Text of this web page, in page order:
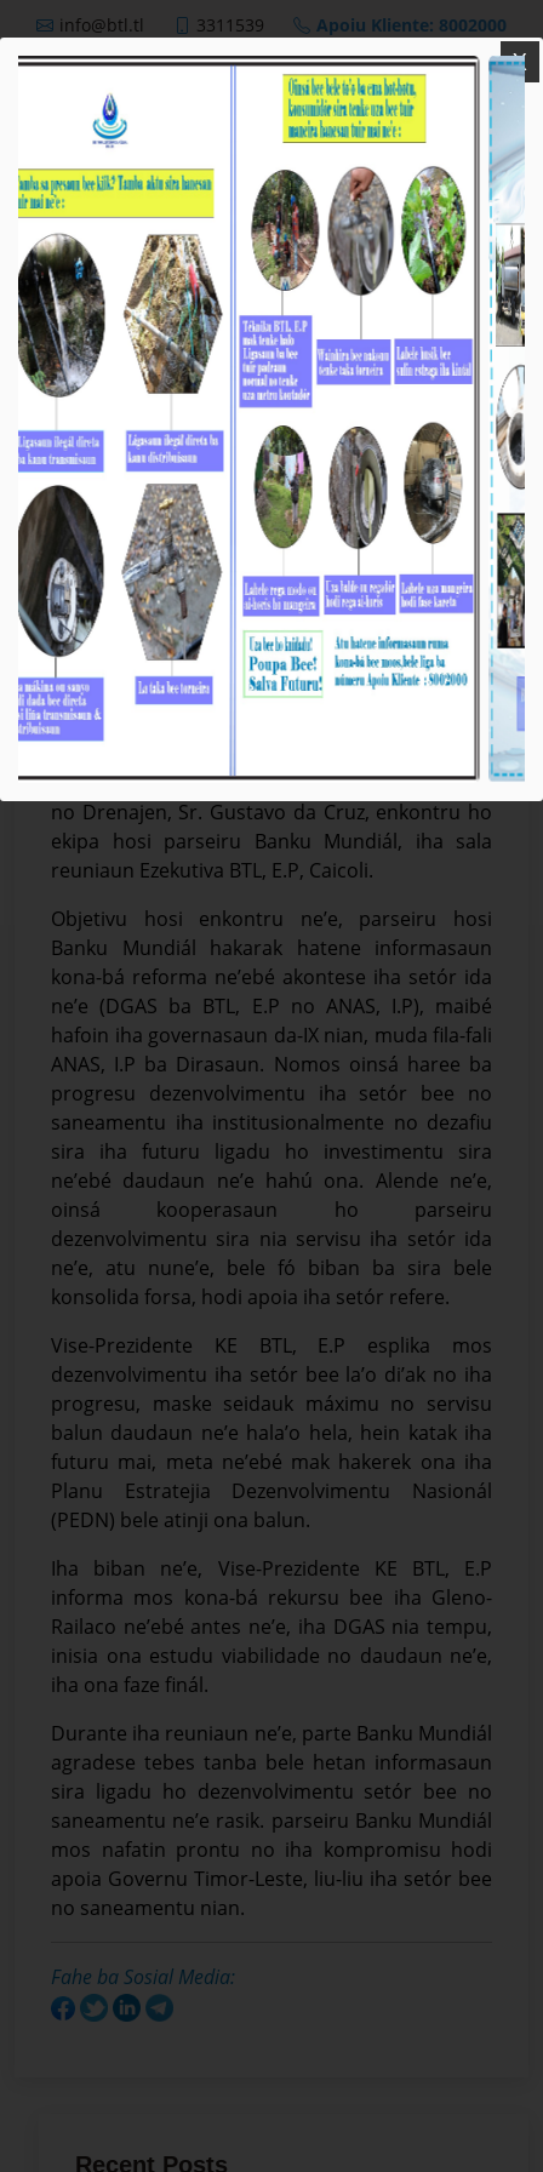
info@btl.tl 3311539 Apoiu Kliente: 8002000
BTL, E.P-Banku Mundiál: Progresu no Dezafiu
iha Setór Bee & Saneamentu
Média_BTL, E.P 11-Outobru-2023
Díli, 11/10/2023, Vise-Prezidente Komisaun
Ezekutiva (KE) Bee Timor-Leste, Empreza Públika
(BTL, E.P), ba Asuntu Sistema Bee, Saneamentu
no Drenajen, Sr. Gustavo da Cruz, enkontru ho
ekipa hosi parseiru Banku Mundiál, iha sala
reuniaun Ezekutiva BTL, E.P, Caicoli.
Objetivu hosi enkontru ne’e, parseiru hosi
Banku Mundiál hakarak hatene informasaun
kona-bá reforma ne’ebé akontese iha setór ida
ne’e (DGAS ba BTL, E.P no ANAS, I.P), maibé
hafoin iha governasaun da-IX nian, muda fila-fali
ANAS, I.P ba Dirasaun. Nomos oinsá haree ba
progresu dezenvolvimentu iha setór bee no
saneamentu iha institusionalmente no dezafiu
sira iha futuru ligadu ho investimentu sira
ne’ebé daudaun ne’e hahú ona. Alende ne’e,
oinsá kooperasaun ho parseiru
dezenvolvimentu sira nia servisu iha setór ida
ne’e, atu nune’e, bele fó biban ba sira bele
konsolida forsa, hodi apoia iha setór refere.
Vise-Prezidente KE BTL, E.P esplika mos
dezenvolvimentu iha setór bee la’o di’ak no iha
progresu, maske seidauk máximu no servisu
balun daudaun ne’e hala’o hela, hein katak iha
futuru mai, meta ne’ebé mak hakerek ona iha
Planu Estratejia Dezenvolvimentu Nasionál
(PEDN) bele atinji ona balun.
Iha biban ne’e, Vise-Prezidente KE BTL, E.P
informa mos kona-bá rekursu bee iha Gleno-
Railaco ne’ebé antes ne’e, iha DGAS nia tempu,
inisia ona estudu viabilidade no daudaun ne’e,
iha ona faze finál.
Durante iha reuniaun ne’e, parte Banku Mundiál
agradese tebes tanba bele hetan informasaun
sira ligadu ho dezenvolvimentu setór bee no
saneamentu ne’e rasik. parseiru Banku Mundiál
mos nafatin prontu no iha kompromisu hodi
apoia Governu Timor-Leste, liu-liu iha setór bee
no saneamentu nian.
Fahe ba Sosial Media:
Recent Posts
X